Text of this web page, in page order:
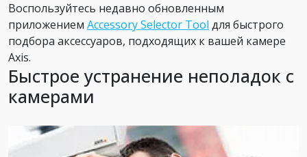
Воспользуйтесь недавно обновленным
приложением Accessory Selector Tool для быстрого
подбора аксессуаров, подходящих к вашей камере
Axis.
Быстрое устранение неполадок с
камерами